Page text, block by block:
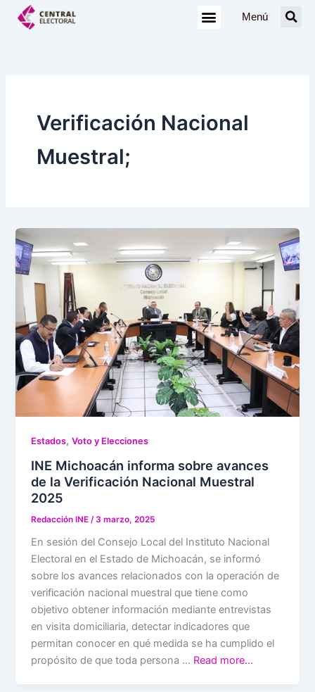
Menú
Verificación Nacional
Muestral;
Estados,Voto y Elecciones
INE Michoacán informa sobre avances
de la Verificación Nacional Muestral
2025
Redacción INE /3 marzo, 2025
En sesión del Consejo Local del Instituto Nacional
Electoral en el Estado de Michoacán, se informó
sobre los avances relacionados con la operación de
verificación nacional muestral que tiene como
objetivo obtener información mediante entrevistas
en visita domiciliaria, detectar indicadores que
permitan conocer en qué medida se ha cumplido el
propósito de que toda persona … Read more…